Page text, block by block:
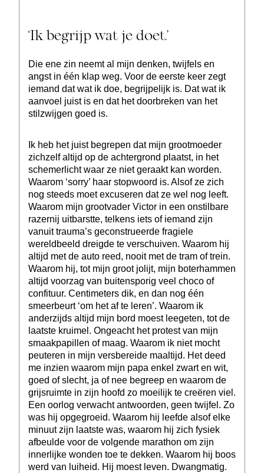
‘Ik begrijp wat je doet.’
Die ene zin neemt al mijn denken, twijfels en
angst in één klap weg. Voor de eerste keer zegt
iemand dat wat ik doe, begrijpelijk is. Dat wat ik
aanvoel juist is en dat het doorbreken van het
stilzwijgen goed is.
Ik heb het juist begrepen dat mijn grootmoeder
zichzelf altijd op de achtergrond plaatst, in het
schemerlicht waar ze niet geraakt kan worden.
Waarom ‘sorry’ haar stopwoord is. Alsof ze zich
nog steeds moet excuseren dat ze wel nog leeft.
Waarom mijn grootvader Victor in een onstilbare
razernij uitbarstte, telkens iets of iemand zijn
vanuit trauma’s geconstrueerde fragiele
wereldbeeld dreigde te verschuiven. Waarom hij
altijd met de auto reed, nooit met de tram of trein.
Waarom hij, tot mijn groot jolijt, mijn boterhammen
altijd voorzag van buitensporig veel choco of
confituur. Centimeters dik, en dan nog één
smeerbeurt ‘om het af te leren’. Waarom ik
anderzijds altijd mijn bord moest leegeten, tot de
laatste kruimel. Ongeacht het protest van mijn
smaakpapillen of maag. Waarom ik niet mocht
peuteren in mijn versbereide maaltijd. Het deed
me inzien waarom mijn papa enkel zwart en wit,
goed of slecht, ja of nee begreep en waarom de
grijsruimte in zijn hoofd zo moeilijk te creëren viel.
Een oorlog verwacht antwoorden, geen twijfel. Zo
was hij opgegroeid. Waarom hij leefde alsof elke
minuut zijn laatste was, waarom hij zich fysiek
afbeulde voor de volgende marathon om zijn
innerlijke wonden toe te dekken. Waarom hij boos
werd van luiheid. Hij moest leven. Dwangmatig.